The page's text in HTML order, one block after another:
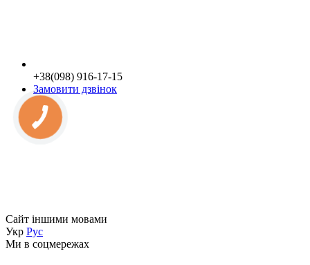
+38(098) 916-17-15
Замовити дзвінок
Сайт іншими мовами
Укр Рус
Ми в соцмережах